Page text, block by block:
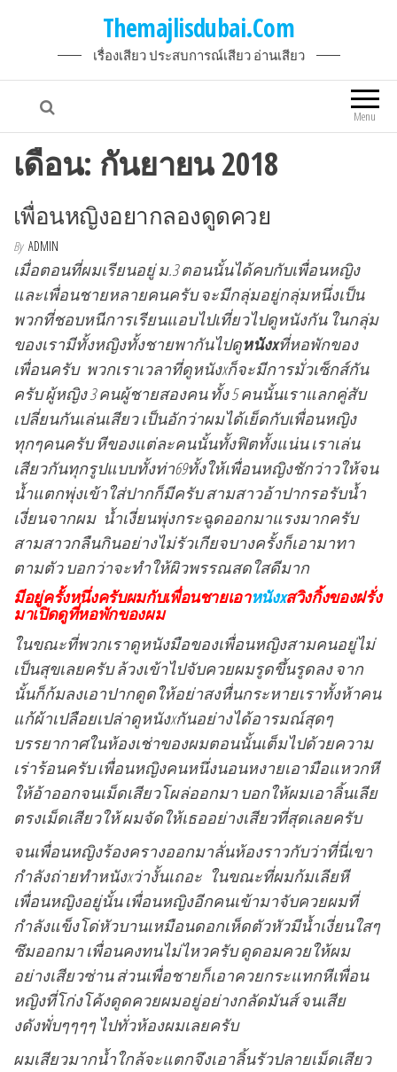
Themajlisdubai.Com
เรื่องเสียว ประสบการณ์เสียว อ่านเสียว
Menu
เดือน: กันยายน 2018
เพื่อนหญิงอยากลองดูดควย
By ADMIN
เมื่อตอนที่ผมเรียนอยู่ ม.3 ตอนนั้นได้คบกับเพื่อนหญิง
และเพื่อนชายหลายคนครับ จะมีกลุ่มอยู่กลุ่มหนึ่งเป็น
พวกที่ชอบหนีการเรียนแอบไปเที่ยวไปดูหนังกัน ในกลุ่ม
ของเรามีทั้งหญิงทั้งชายพากันไปดูหนังxที่หอพักของ
เพื่อนครับ พวกเราเวลาที่ดูหนังxก็จะมีการมั่วเซ็กส์กัน
ครับ ผู้หญิง 3 คนผู้ชายสองคน ทั้ง 5 คนนั้นเราแลกคู่สับ
เปลี่ยนกันเล่นเสียว เป็นอักว่าผมได้เย็ดกับเพื่อนหญิง
ทุกๆคนครับ หีของแต่ละคนนั้นทั้งฟิตทั้งแน่น เราเล่น
เสียวกันทุกรูปแบบทั้งท่า69ทั้งให้เพื่อนหญิงชักว่าวให้จน
น้ำแตกพุ่งเข้าใส่ปากก็มีครับ สามสาวอ้าปากรอรับน้ำ
เงี่ยนจากผม น้ำเงี่ยนพุ่งกระฉูดออกมาแรงมากครับ
สามสาวกลืนกินอย่างไม่รัวเกียจบางครั้งก็เอามาทา
ตามตัว บอกว่าจะทำให้ผิวพรรณสดใสดีมาก
มีอยู่ครั้งหนึ่งครับผมกับเพื่อนชายเอาหนังxสวิงกิ้งของฝรั่ง
มาเปิดดูที่หอพักของผม
ในขณะที่พวกเราดูหนังมือของเพื่อนหญิงสามคนอยู่ไม่
เป็นสุขเลยครับ ล้วงเข้าไปจับควยผมรูดขึ้นรูดลง จาก
นั้นก็ก้มลงเอาปากดูดให้อย่าสงหื่นกระหายเราทั้งห้าคน
แก้ผ้าเปลือยเปล่าดูหนังxกันอย่างได้อารมณ์สุดๆ
บรรยากาศในห้องเช่าของผมตอนนั้นเต็มไปด้วยความ
เร่าร้อนครับ เพื่อนหญิงคนหนึ่งนอนหงายเอามือแหวกหี
ให้อ้าออกจนเม็ดเสียวโผล่ออกมา บอกให้ผมเอาลิ้นเลีย
ตรงเม็ดเสียวให้ ผมจัดให้เธออย่างเสียวที่สุดเลยครับ
จนเพื่อนหญิงร้องครางออกมาลั่นห้องราวกับว่าที่นี่เขา
กำลังถ่ายทำหนังxว่างั้นเถอะ ในขณะที่ผมก้มเลียหี
เพื่อนหญิงอยู่นั้น เพื่อนหญิงอีกคนเข้ามาจับควยผมที่
กำลังแข็งโด่หัวบานเหมือนดอกเห็ดตัวหัวมีน้ำเงี่ยนใสๆ
ซึมออกมา เพื่อนคงทนไม่ไหวครับ ดูดอมควยให้ผม
อย่างเสียวซ่าน ส่วนเพื่อชายก็เอาควยกระแทกหีเพื่อน
หญิงที่โก่งโค้งดูดควยผมอยู่อย่างกลัดมันส์ จนเสีย
งดังพั่บๆๆๆๆ ไปทั่วห้องผมเลยครับ
ผมเสียวมากน้ำใกล้จะแตกจึงเอาลิ้นรัวปลายเม็ดเสียว